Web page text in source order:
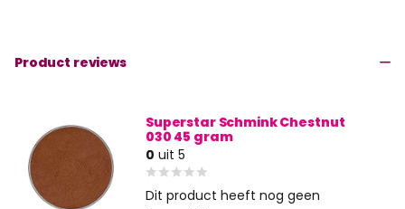
Product reviews
Superstar Schmink Chestnut
030 45 gram
0 uit 5
Dit product heeft nog geen